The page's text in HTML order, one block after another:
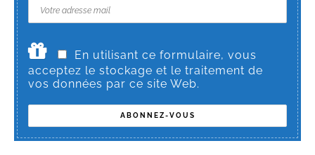
En utilisant ce formulaire, vous
acceptez le stockage et le traitement de
vos données par ce site Web.